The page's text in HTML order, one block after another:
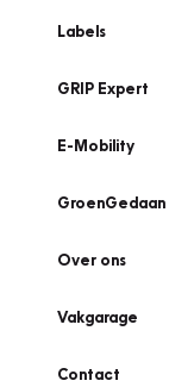
Labels
GRIP Expert
E-Mobility
GroenGedaan
Over ons
Vakgarage
Contact